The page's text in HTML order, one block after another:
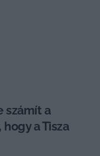
számít a
a Tisza